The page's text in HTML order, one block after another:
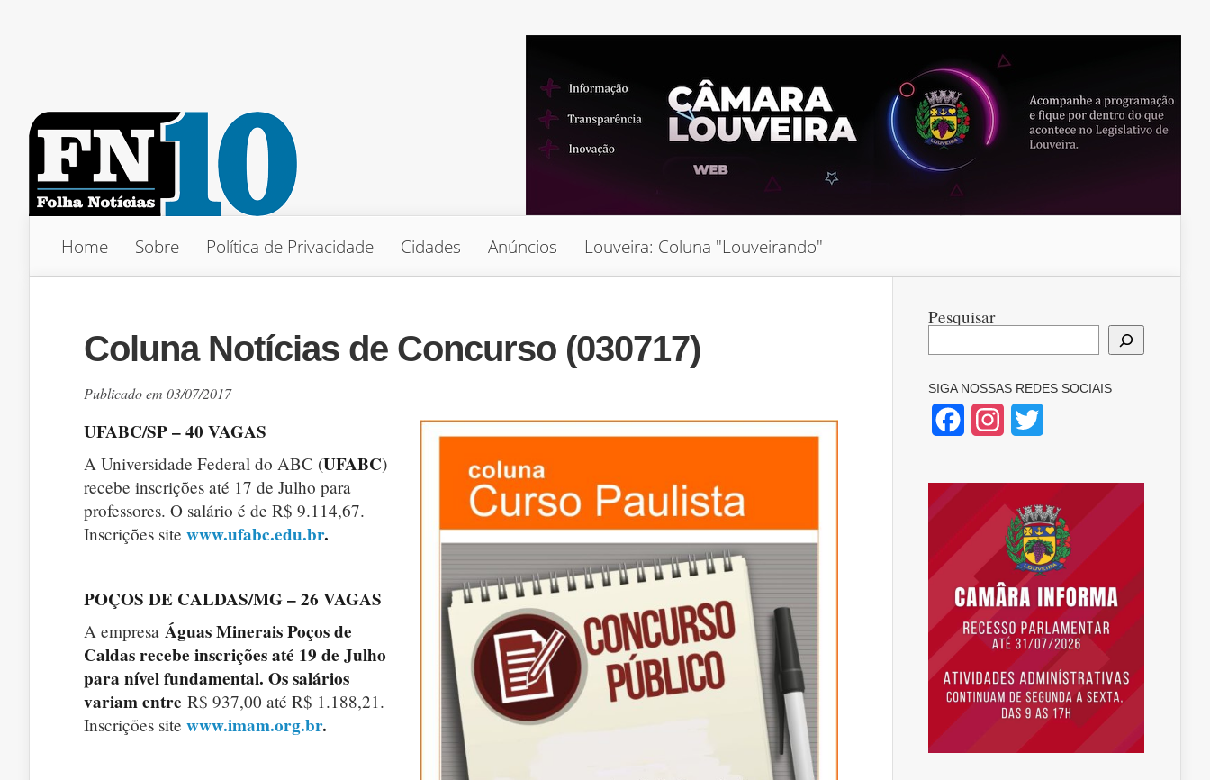
Home Sobre Política de Privacidade Cidades Anúncios Louveira: Coluna "Louveirando"
Coluna Notícias de Concurso (030717)
Publicado em 03/07/2017
UFABC/SP – 40 VAGAS
A Universidade Federal do ABC (UFABC)
recebe inscrições até 17 de Julho para
professores. O salário é de R$ 9.114,67.
Inscrições site www.ufabc.edu.br.
POÇOS DE CALDAS/MG – 26 VAGAS
A empresa Águas Minerais Poços de
Caldas recebe inscrições até 19 de Julho
para nível fundamental. Os salários
variam entre R$ 937,00 até R$ 1.188,21.
Inscrições site www.imam.org.br.
Pesquisar
SIGA NOSSAS REDES SOCIAIS
FacebookInstagram